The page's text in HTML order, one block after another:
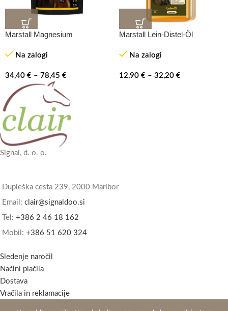
Marstall Magnesium
Na zalogi
34,40 € – 78,45 €
Marstall Lein-Distel-Öl
Na zalogi
12,90 € – 32,20 €
Signal, d. o. o.
Dupleška cesta 239, 2000 Maribor
Email: clair@signaldoo.si
Tel: +386 2 46 18 162
Mobil: +386 51 620 324
Sledenje naročil
Načini plačila
Dostava
Vračila in reklamacije